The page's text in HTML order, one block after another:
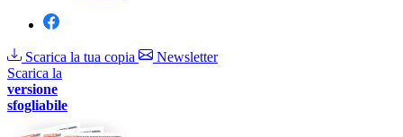
Scarica la tua copia
Newsletter
Scarica la
versione
sfogliabile